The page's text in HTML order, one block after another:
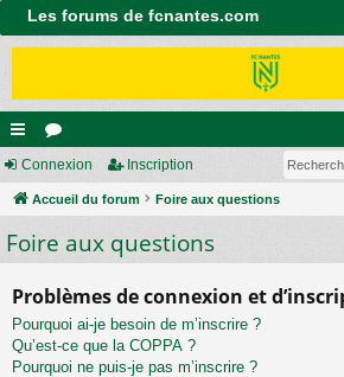
Les forums de fcnantes.com
ac
co
ur
s
or
u
m
Connexion Inscription
Accueil du forum Foire aux questions
Foire aux questions
Problèmes de connexion et
Pourquoi ai-je besoin de m’inscrire ?
Qu’est-ce que la COPPA ?
Pourquoi ne puis-je pas m’inscrire ?